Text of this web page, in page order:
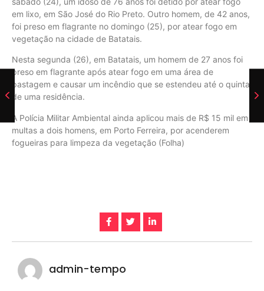
em lixo, em São José do Rio Preto. Outro homem, de 42 anos,
foi preso em flagrante no domingo (25), por atear fogo em
vegetação na cidade de Batatais.
Nesta segunda (26), em Batatais, um homem de 27 anos foi
preso em flagrante após atear fogo em uma área de
pastagem e causar um incêndio que se estendeu até o quintal
de uma residência.
A Polícia Militar Ambiental ainda aplicou mais de R$ 15 mil em
multas a dois homens, em Porto Ferreira, por acenderem
fogueiras para limpeza da vegetação (Folha)
admin-tempo